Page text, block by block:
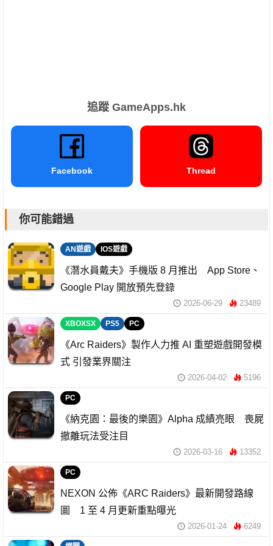
追蹤 GameApps.hk
Facebook Thread
你可能錯過
AN遊戲 IOS遊戲
《潛水員戴夫》手機版 8 月推出 App Store、
Google Play 開放預先登錄
2026-06-29 23489
XBOXSX PS5 PC
《Arc Raiders》製作人力推 AI 重塑遊戲開發模
式 引發業界關注
2026-04-02 5196
PC
《納克園：最後的樂園》Alpha 成績亮眼 喪屍
撤離玩法受注目
2026-03-16 13352
PC
NEXON 公佈《ARC Raiders》最新開發路線
圖 1 至 4 月更新重點曝光
2026-01-24 6249